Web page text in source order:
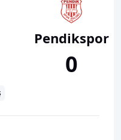
Pendikspor
0